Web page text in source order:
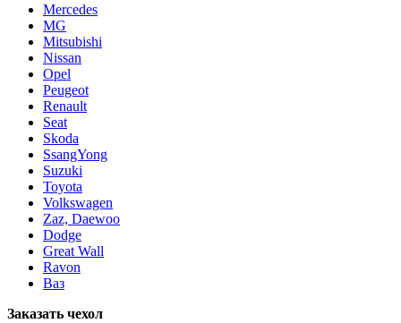
Mercedes
MG
Mitsubishi
Nissan
Opel
Peugeot
Renault
Seat
Skoda
SsangYong
Suzuki
Toyota
Volkswagen
Zaz, Daewoo
Dodge
Great Wall
Ravon
Ваз
Заказать чехол